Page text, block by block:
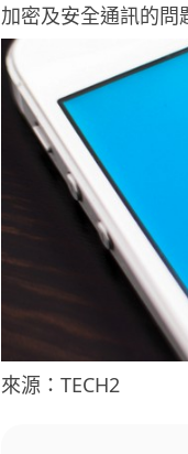
加密及安全通訊的問
來源：TECH2